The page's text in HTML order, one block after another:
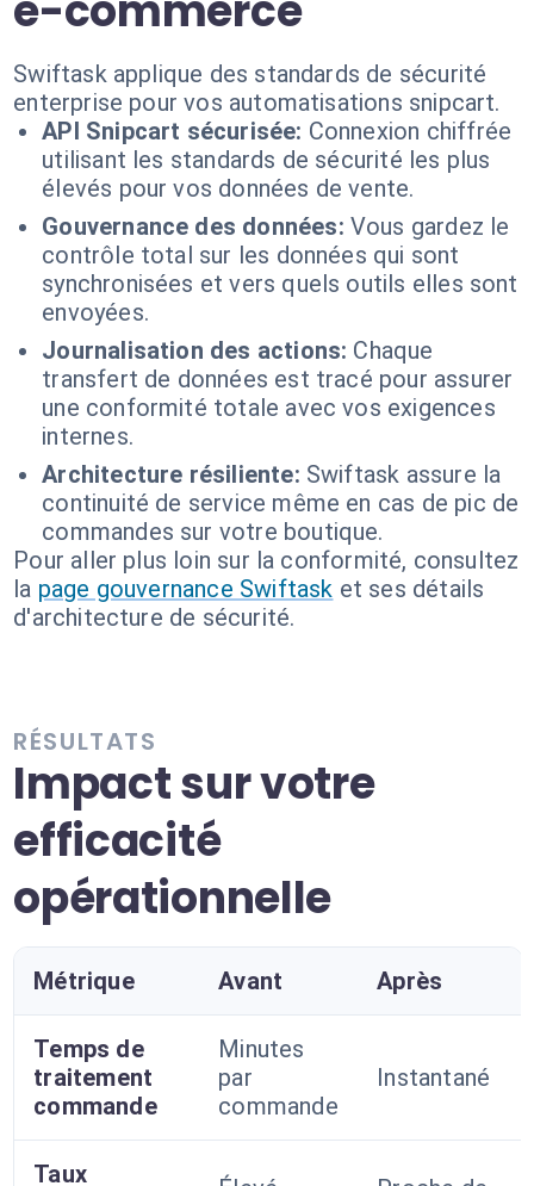
Swiftask applique des standards de sécurité
enterprise pour vos automatisations snipcart.
API Snipcart sécurisée: Connexion chiffrée
utilisant les standards de sécurité les plus
élevés pour vos données de vente.
Gouvernance des données: Vous gardez le
contrôle total sur les données qui sont
synchronisées et vers quels outils elles sont
envoyées.
Journalisation des actions: Chaque
transfert de données est tracé pour assurer
une conformité totale avec vos exigences
internes.
Architecture résiliente: Swiftask assure la
continuité de service même en cas de pic de
commandes sur votre boutique.
Pour aller plus loin sur la conformité, consultez
la page gouvernance Swiftask et ses détails
d'architecture de sécurité.
RÉSULTATS
Impact sur votre
efficacité
opérationnelle
Métrique Avant Après
Temps de
traitement
commande
Minutes
par
commande
Instantané
Taux